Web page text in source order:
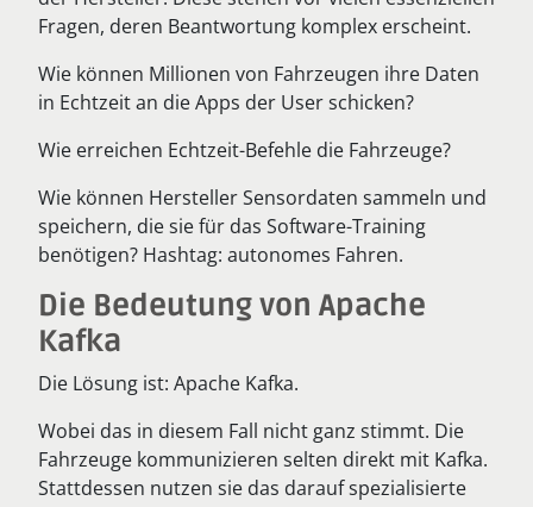
Fragen, deren Beantwortung komplex erscheint.
Wie können Millionen von Fahrzeugen ihre Daten
in Echtzeit an die Apps der User schicken?
Wie erreichen Echtzeit-Befehle die Fahrzeuge?
Wie können Hersteller Sensordaten sammeln und
speichern, die sie für das Software-Training
benötigen? Hashtag: autonomes Fahren.
Die Bedeutung von Apache
Kafka
Die Lösung ist: Apache Kafka.
Wobei das in diesem Fall nicht ganz stimmt. Die
Fahrzeuge kommunizieren selten direkt mit Kafka.
Stattdessen nutzen sie das darauf spezialisierte